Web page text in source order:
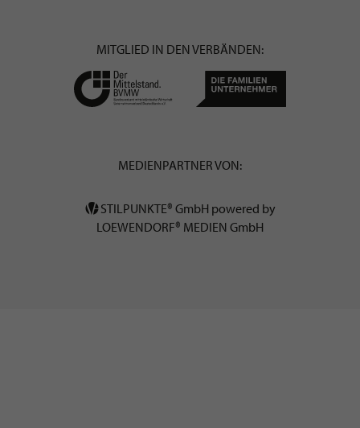
MITGLIED IN DEN VERBÄNDEN:
MEDIENPARTNER VON:
STILPUNKTE® GmbH powered by
LOEWENDORF® MEDIEN GmbH